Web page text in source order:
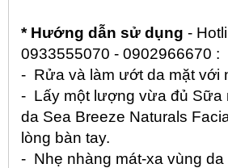
* Hướng dẫn sử dụng -
0933555070 - 0902966670 :
- Rửa và làm ướt da mặt với
- Lấy một lượng vừa đủ Sữa
da Sea Breeze Naturals
lòng bàn tay.
- Nhẹ nhàng mát-xa vùng da